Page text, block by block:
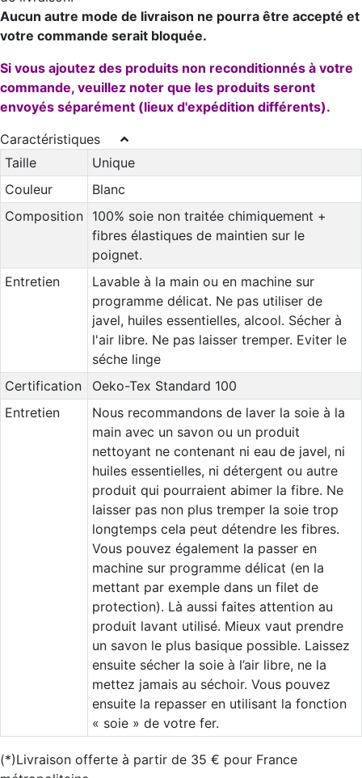
Aucun autre mode de livraison ne pourra être accepté et
votre commande serait bloquée.
Si vous ajoutez des produits non reconditionnés à votre
commande, veuillez noter que les produits seront
envoyés séparément (lieux d'expédition différents).
Caractéristiques
Taille
Unique
Couleur
Blanc
Composition
100% soie non traitée chimiquement +
fibres élastiques de maintien sur le
poignet.
Entretien
Lavable à la main ou en machine sur
programme délicat. Ne pas utiliser de
javel, huiles essentielles, alcool. Sécher à
l'air libre. Ne pas laisser tremper. Eviter le
séche linge
Certification
Oeko-Tex Standard 100
Entretien
Nous recommandons de laver la soie à la
main avec un savon ou un produit
nettoyant ne contenant ni eau de javel, ni
huiles essentielles, ni détergent ou autre
produit qui pourraient abimer la fibre. Ne
laisser pas non plus tremper la soie trop
longtemps cela peut détendre les fibres.
Vous pouvez également la passer en
machine sur programme délicat (en la
mettant par exemple dans un filet de
protection). Là aussi faites attention au
produit lavant utilisé. Mieux vaut prendre
un savon le plus basique possible. Laissez
ensuite sécher la soie à l’air libre, ne la
mettez jamais au séchoir. Vous pouvez
ensuite la repasser en utilisant la fonction
« soie » de votre fer.
(*)Livraison offerte à partir de 35 € pour France